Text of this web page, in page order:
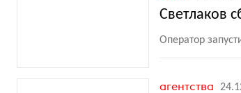
Светлаков
Оператор
агентства